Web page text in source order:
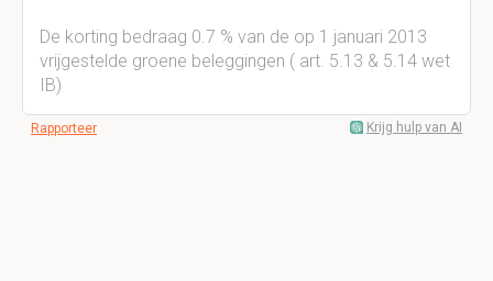
De korting bedraag 0.7 % van de op 1 januari 2013
vrijgestelde groene beleggingen ( art. 5.13 & 5.14 wet
IB)
Rapporteer Krijg hulp van AI